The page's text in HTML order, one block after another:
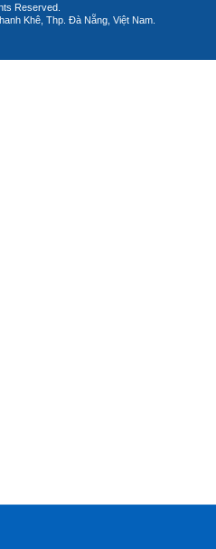
Reserved.
Khê, Thp. Đà Nẵng, Việt Nam.